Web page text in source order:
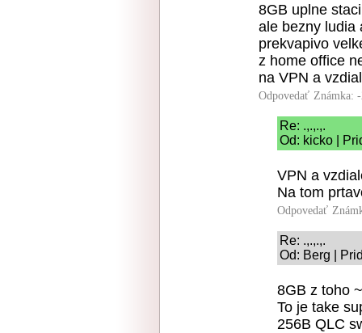
8GB uplne
ale bezny ludia
prekvapivo
z home office
na VPN a
Odpovedať Známka:
Re: .,.,.,.
Od: kicko |
VPN a
Na tom
Odpovedať
Re: .,.,.,.
Od: Berg |
8GB z toho
To je take
256B QLC